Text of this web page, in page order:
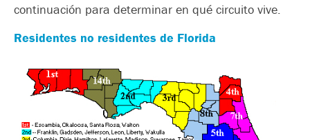
continuación para determinar en qué circuito vive.
Residentes no residentes de Florida